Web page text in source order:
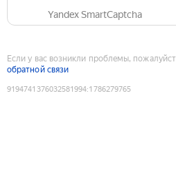
Yandex SmartCaptcha
Если у вас возникли проблемы,
обратной связи
9194741376032581994:1786279765